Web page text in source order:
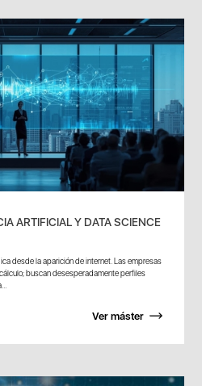
ARTIFICIAL Y DATA SCIENCE
desde la aparición de internet. Las empresas
buscan desesperadamente perfiles
Ver máster